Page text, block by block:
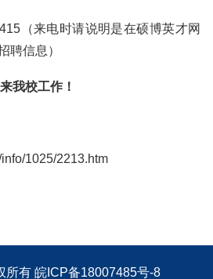
（来电时请说明是在硕博英才网
聘信息）
我校工作！
1025/2213.htm
所有 皖ICP备18007485号-8